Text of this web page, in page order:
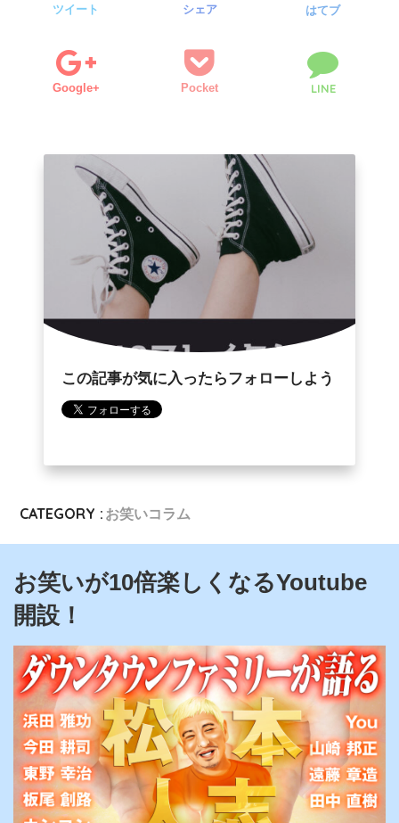
ツイート シェア はてブ
Google+ Pocket LINE
この記事が気に入ったらフォローしよう
CATEGORY : お笑いコラム
お笑いが10倍楽しくなるYoutube
開設！